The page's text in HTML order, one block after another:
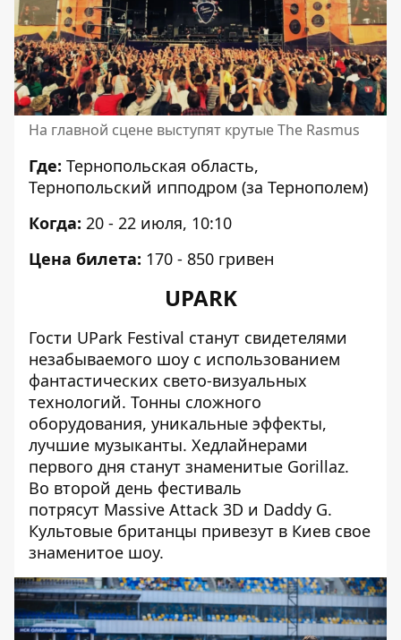
На главной сцене выступят крутые The Rasmus
Где: Тернопольская область,
Тернопольский ипподром (за Тернополем)
Когда: 20 - 22 июля, 10:10
Цена билета: 170 - 850 гривен
UPARK
Гости UPark Festival станут свидетелями
незабываемого шоу с использованием
фантастических свето-визуальных
технологий. Тонны сложного
оборудования, уникальные эффекты,
лучшие музыканты. Хедлайнерами
первого дня станут знаменитые Gorillaz.
Во второй день фестиваль
потрясут Massive Attack 3D и Daddy G.
Культовые британцы привезут в Киев свое
знаменитое шоу.